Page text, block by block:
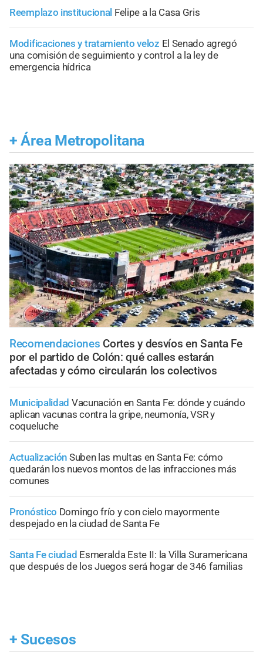
Reemplazo institucional Felipe a la Casa Gris
Modificaciones y tratamiento veloz El Senado agregó
una comisión de seguimiento y control a la ley de
emergencia hídrica
+ Área Metropolitana
Recomendaciones Cortes y desvíos en Santa Fe
por el partido de Colón: qué calles estarán
afectadas y cómo circularán los colectivos
Municipalidad Vacunación en Santa Fe: dónde y cuándo
aplican vacunas contra la gripe, neumonía, VSR y
coqueluche
Actualización Suben las multas en Santa Fe: cómo
quedarán los nuevos montos de las infracciones más
comunes
Pronóstico Domingo frío y con cielo mayormente
despejado en la ciudad de Santa Fe
Santa Fe ciudad Esmeralda Este II: la Villa Suramericana
que después de los Juegos será hogar de 346 familias
+ Sucesos